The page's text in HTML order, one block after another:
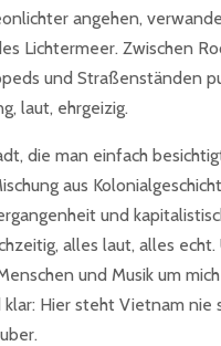
angehen,
Lichtermeer. Zwischen
und Straßenständen
laut, ehrgeizig.
die man einfach
aus
und
alles laut, alles echt.
und Musik um
Hier steht Vietnam nie